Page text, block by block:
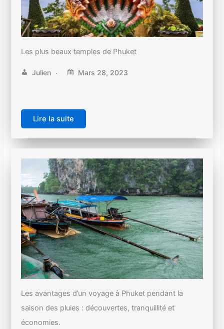
Les plus beaux temples de Phuket
Julien Mars 28, 2023
Lire la suite
Les avantages d’un voyage à Phuket pendant la
saison des pluies : découvertes, tranquillité et
économies.